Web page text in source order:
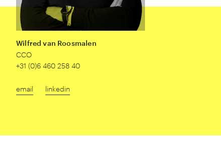
Wilfred van Roosmalen
CCO
+31 (0)6 460 258 40
email linkedin